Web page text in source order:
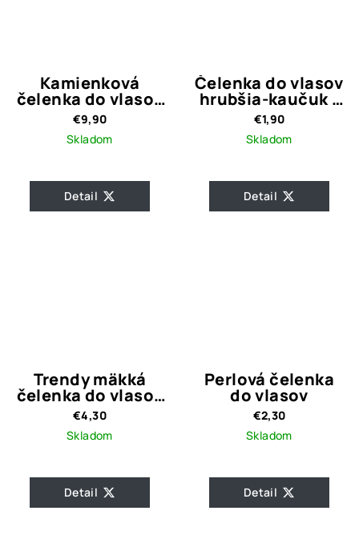
Kamienková
čelenka do vlasov
Gray with Pearls
€9,90
Skladom
Detail
Čelenka do vlasov
hrubšia-kaučuk /
oranžová
€1,90
Skladom
Detail
Trendy mäkká
čelenka do vlasov
/ cyklámenovo
fialová
€4,30
Skladom
Detail
Perlová čelenka
do vlasov
€2,30
Skladom
Detail